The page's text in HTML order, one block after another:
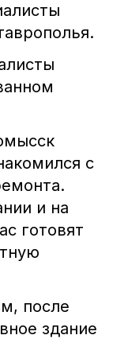
с
и на
готовят
после
здание